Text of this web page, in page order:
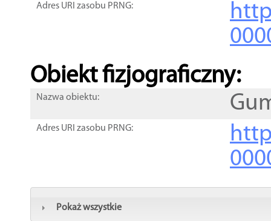
Adres URI zasobu PRNG:
Obiekt fizjograficzny:
Nazwa obiektu:
Adres URI zasobu PRNG:
Pokaż wszystkie